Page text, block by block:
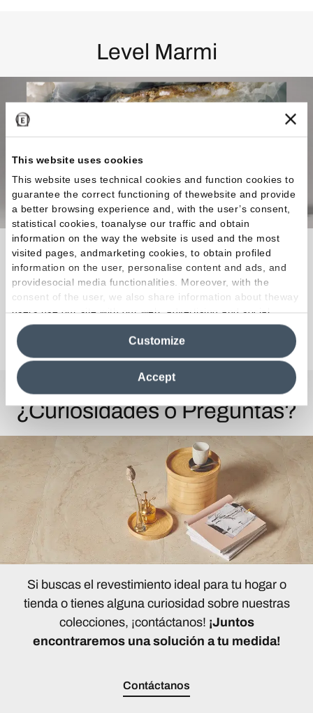
This website uses cookies
This website uses technical cookies and function cookies to
guarantee the correct functioning of thewebsite and provide
a better browsing experience and, with the user’s consent,
statistical cookies, toanalyse our traffic and obtain
information on the way the website is used and the most
visited pages, andmarketing cookies, to obtain profiled
information on the user, personalise content and ads, and
providesocial media functionalities. Moreover, with the
consent of the user, we also share information about theway
users use our site with our web, advertising and social
media analytics partners, who may combine itwith other
information in their possession. By closing this banner,
clicking on "Reject", it will be possible tocontinue browsing
the site after installing only technical cookies. For more
information see the
Cookie Policy
Accept
Customize
Level Marmi
La materia prima ideal para llevar a cabo
creaciones que eleven lacalidad de vida a
magnitudes de obra maestra.
¿Curiosidades o Preguntas?
Si buscas el revestimiento ideal para tu hogar o
tienda o tienes alguna curiosidad sobre nuestras
colecciones, ¡contáctanos! ¡Juntos
encontraremos una solución a tu medida!
Contáctanos